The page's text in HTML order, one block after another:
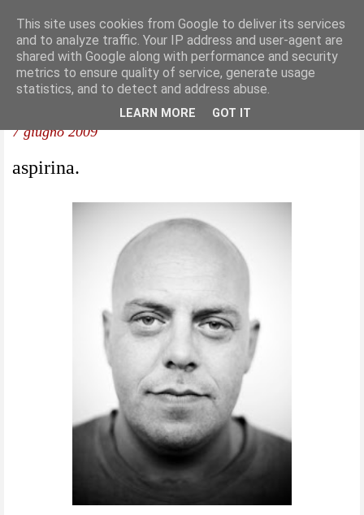
7 giugno 2009
aspirina.
This site uses cookies from Google to deliver its services
and to analyze traffic. Your IP address and user-agent are
shared with Google along with performance and security
metrics to ensure quality of service, generate usage
statistics, and to detect and address abuse.
LEARN MORE GOT IT